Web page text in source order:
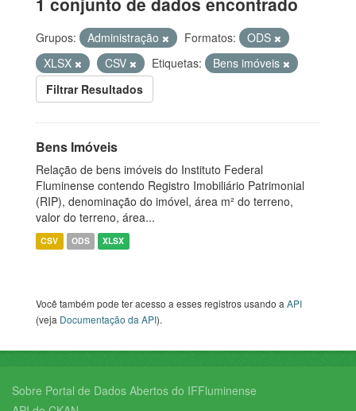
Grupos: Administração Formatos:
ODS
XLSX
CSV Etiquetas:
Bens imóveis
Filtrar Resultados
Bens Imóveis
Relação de bens imóveis do Instituto Federal
Fluminense contendo Registro Imobiliário Patrimonial
(RIP), denominação do imóvel, área m² do terreno,
valor do terreno, área...
CSV ODS XLSX
Você também pode ter acesso a esses registros usando aAPI
(veja Documentação da API).
Sobre Portal de Dados Abertos do IFFluminense